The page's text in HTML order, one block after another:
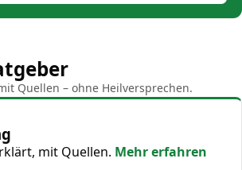
Quellen – ohne Heilversprechen.
mit Quellen. Mehr erfahren